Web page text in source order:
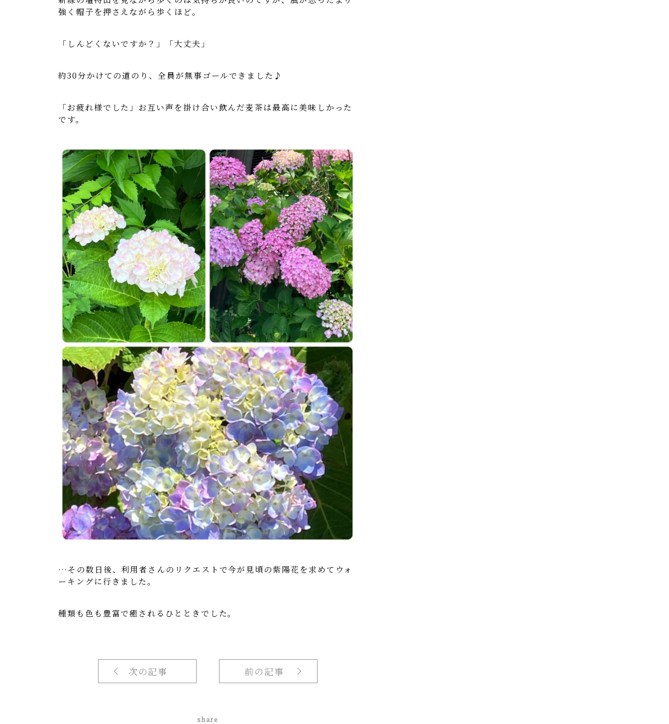
強く帽子を押さえながら歩くほど。
「しんどくないですか？」「大丈夫」
約30分かけての道のり、全員が無事ゴールできました♪
「お疲れ様でした」お互い声を掛け合い飲んだ麦茶は最高に美味しかった
です。
…その数日後、利用者さんのリクエストで今が見頃の紫陽花を求めてウォ
ーキングに行きました。
種類も色も豊富で癒されるひとときでした。
次の記事 前の記事
share